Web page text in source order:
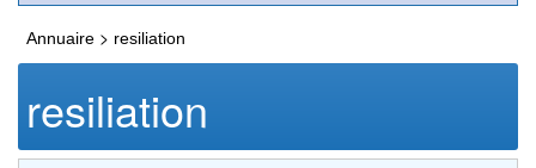
Annuaire > resiliation
resiliation